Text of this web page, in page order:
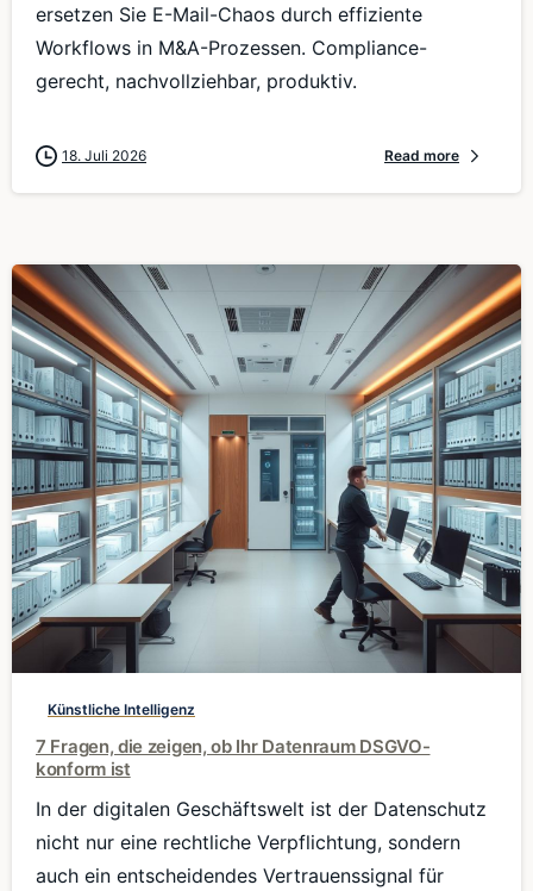
ersetzen Sie E-Mail-Chaos durch effiziente
Workflows in M&A-Prozessen. Compliance-
gerecht, nachvollziehbar, produktiv.
18. Juli 2026 Read more
0
Künstliche Intelligenz
7 Fragen, die zeigen, ob Ihr Datenraum DSGVO-
konform ist
In der digitalen Geschäftswelt ist der Datenschutz
nicht nur eine rechtliche Verpflichtung, sondern
auch ein entscheidendes Vertrauenssignal für